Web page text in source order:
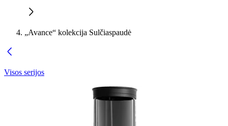
„Avance“ kolekcija Sulčiaspaudė
Visos serijos